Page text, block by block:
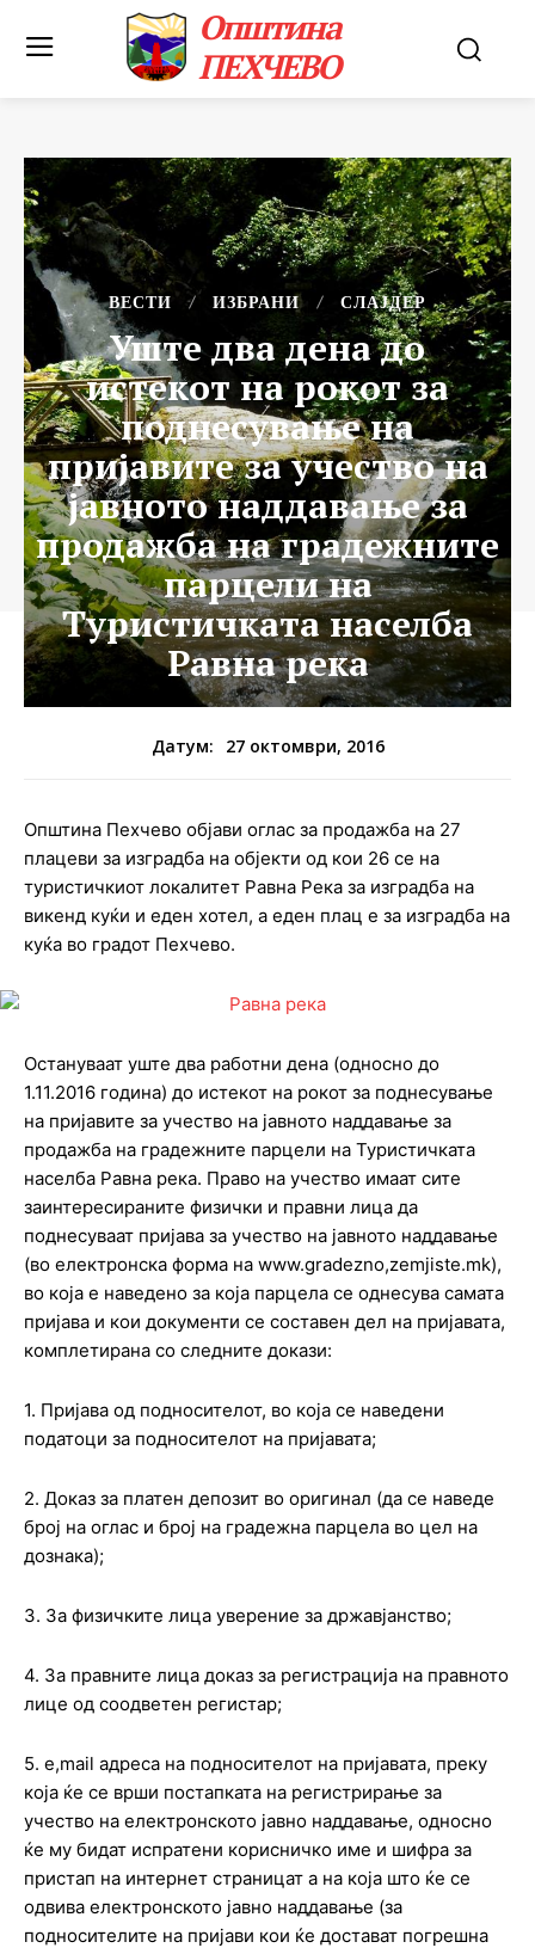
Општина
ПЕХЧЕВО
ВЕСТИ ИЗБРАНИ СЛАЈДЕР
Уште два дена до
истекот на рокот за
поднесување на
пријавите за учество на
јавното наддавање за
продажба на градежните
парцели на
Туристичката населба
Равна река
Датум: 27 октомври, 2016
Општина Пехчево објави оглас за продажба на 27
плацеви за изградба на објекти од кои 26 се на
туристичкиот локалитет Равна Река за изградба на
викенд куќи и еден хотел, а еден плац е за изградба на
куќа во градот Пехчево.
Остануваат уште два работни дена (односно до
1.11.2016 година) до истекот на рокот за поднесување
на пријавите за учество на јавното наддавање за
продажба на градежните парцели на Туристичката
населба Равна река. Право на учество имаат сите
заинтересираните физички и правни лица да
поднесуваат пријава за учество на јавното наддавање
(во електронска форма на www.gradezno,zemjiste.mk),
во која е наведено за која парцела се однесува самата
пријава и кои документи се составен дел на пријавата,
комплетирана со следните докази:
1. Пријава од подносителот, во која се наведени
податоци за подносителот на пријавата;
2. Доказ за платен депозит во оригинал (да се наведе
број на оглас и број на градежна парцела во цел на
дознака);
3. За физичките лица уверение за државјанство;
4. За правните лица доказ за регистрација на правното
лице од соодветен регистар;
5. e,mail адреса на подносителот на пријавата, преку
која ќе се врши постапката на регистрирање за
учество на електронското јавно наддавање, односно
ќе му бидат испратени корисничко име и шифра за
пристап на интернет страницат а на која што ќе се
одвива електронското јавно наддавање (за
подносителите на пријави кои ќе достават погрешна